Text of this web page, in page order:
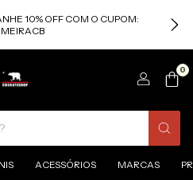
10% OFF COM O CUPOM:
0
ACESSÓRIOS MARCAS